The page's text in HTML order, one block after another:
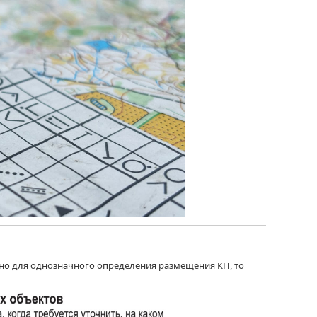
для однозначного определения размещения КП, то